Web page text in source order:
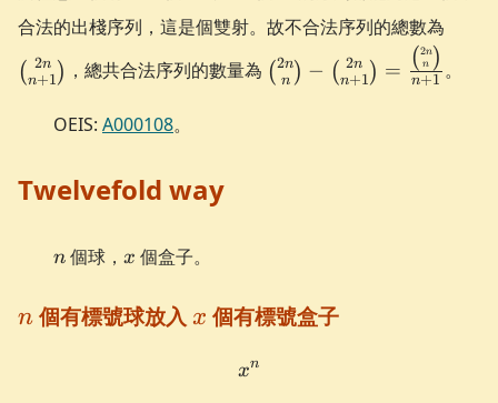
合法的出棧序列，這是個雙射。故不合法序列的總數為
( n+1
2n ) ，總共合法序列的數量為
\binom{2n}{n} -
\binom{2n}{n+1}
( n
2n) − ( n+1
2n ) = n+1
( n
2n) 。
OEIS: A000108。
Twelvefold way
n
n 個球， x
x 個盒子。
n
n 個有標號球放入 x
x 個有標號盒子
x^{n}
xn